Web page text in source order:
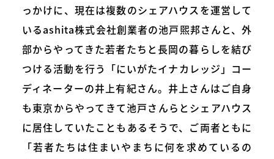
っかけに、現在は複数のシェアハウスを運営して
いるashita株式会社創業者の池戸煕邦さんと、外
部からやってきた若者たちと長岡の暮らしを結び
つける活動を行う「にいがたイナカレッジ」コー
ディネーターの井上有紀さん。井上さんはご自身
も東京からやってきて池戸さんらとシェアハウス
に居住していたこともあるそうで、ご両者ともに
「若者たちは住まいやまちに何を求めているの